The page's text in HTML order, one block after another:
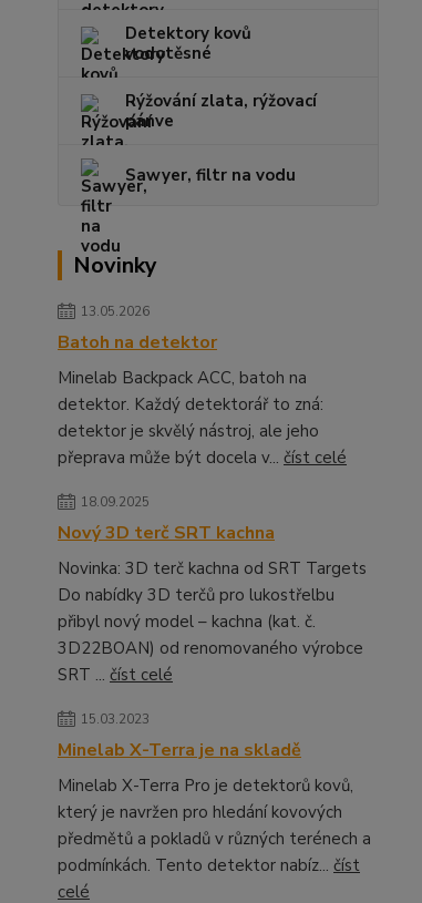
Detektory kovů
vodotěsné
Rýžování zlata, rýžovací
pánve
Sawyer, filtr na vodu
Novinky
13.05.2026
Batoh na detektor
Minelab Backpack ACC, batoh na
detektor. Každý detektorář to zná:
detektor je skvělý nástroj, ale jeho
přeprava může být docela v... číst celé
18.09.2025
Nový 3D terč SRT kachna
Novinka: 3D terč kachna od SRT Targets
Do nabídky 3D terčů pro lukostřelbu
přibyl nový model – kachna (kat. č.
3D22BOAN) od renomovaného výrobce
SRT ... číst celé
15.03.2023
Minelab X-Terra je na skladě
Minelab X-Terra Pro je detektorů kovů,
který je navržen pro hledání kovových
předmětů a pokladů v různých terénech a
podmínkách. Tento detektor nabíz... číst
celé